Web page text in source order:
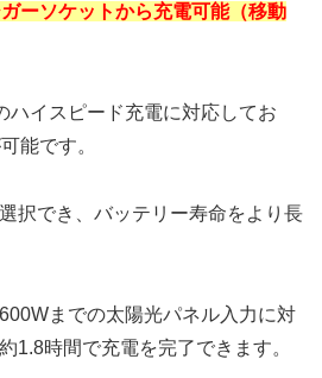
ーソケットから充電可能（移動
ハイスピード充電に対応してお
能です。
択でき、バッテリー寿命をより長
までの太陽光パネル入力に対
1.8時間で充電を完了できます。